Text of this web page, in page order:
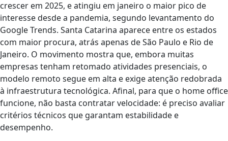
crescer em 2025, e atingiu em janeiro o maior pico de
interesse desde a pandemia, segundo levantamento do
Google Trends. Santa Catarina aparece entre os estados
com maior procura, atrás apenas de São Paulo e Rio de
Janeiro. O movimento mostra que, embora muitas
empresas tenham retomado atividades presenciais, o
modelo remoto segue em alta e exige atenção redobrada
à infraestrutura tecnológica. Afinal, para que o home office
funcione, não basta contratar velocidade: é preciso avaliar
critérios técnicos que garantam estabilidade e
desempenho.